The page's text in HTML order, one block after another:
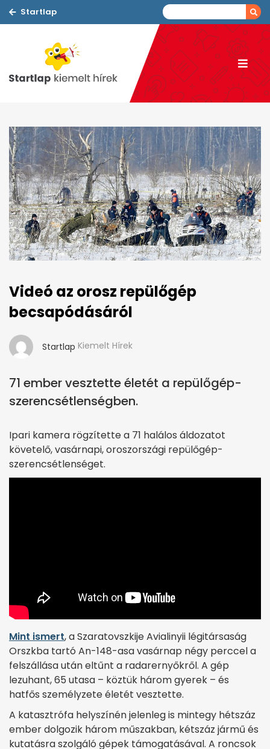
Startlap
Videó az orosz repülőgép
becsapódásáról
Startlap Kiemelt Hírek
71 ember vesztette életét a repülőgép-
szerencsétlenségben.
Ipari kamera rögzítette a 71 halálos áldozatot
követelő, vasárnapi, oroszországi repülőgép-
szerencsétlenséget.
Mint ismert, a Szaratovszkije Avialinyii légitársaság
Orszkba tartó An-148-asa vasárnap négy perccel a
felszállása után eltűnt a radarernyőkről. A gép
lezuhant, 65 utasa – köztük három gyerek – és
hatfős személyzete életét vesztette.
A katasztrófa helyszínén jelenleg is mintegy hétszáz
ember dolgozik három műszakban, kétszáz jármű és
kutatásra szolgáló gépek támogatásával. A roncsok